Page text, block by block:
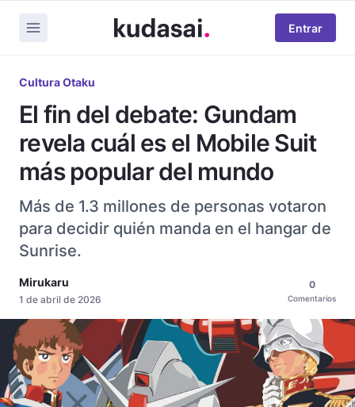
Entrar
Cultura Otaku
El fin del debate: Gundam
revela cuál es el Mobile Suit
más popular del mundo
Más de 1.3 millones de personas votaron
para decidir quién manda en el hangar de
Sunrise.
Mirukaru
1 de abril de 2026
0
Comentarios